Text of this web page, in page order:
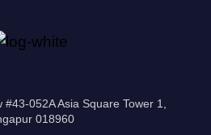
052A Asia Square Tower 1,
018960